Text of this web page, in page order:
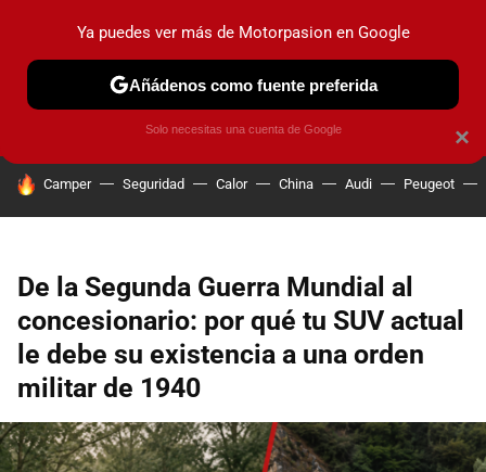
PRUEBAS COCHES ELÉCTRICOS OBSERVATORIO
HOY SE HABLA DE
Camper Seguridad Calor China Audi Peugeot
De la Segunda Guerra Mundial al
concesionario: por qué tu SUV actual
le debe su existencia a una orden
militar de 1940
×
Ya puedes ver más de Motorpasion en Google
Añádenos como fuente preferida
Solo necesitas una cuenta de Google